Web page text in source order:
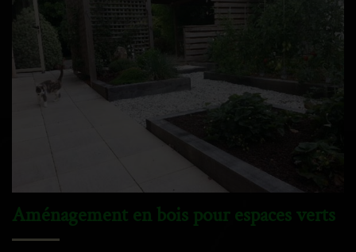
Aménagement en bois pour espaces verts